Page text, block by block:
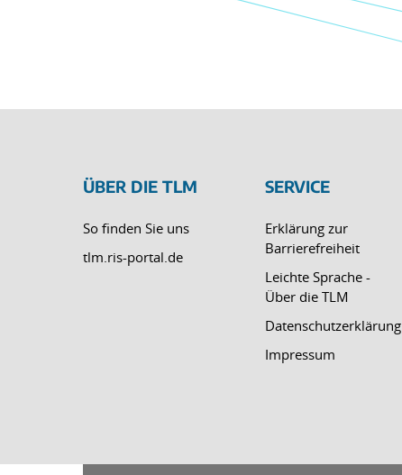
ÜBER DIE TLM
So finden Sie uns
tlm.ris-portal.de
SERVICE
Erklärung zur
Barrierefreiheit
Leichte Sprache -
Über die TLM
Datenschutzerklärung
Impressum